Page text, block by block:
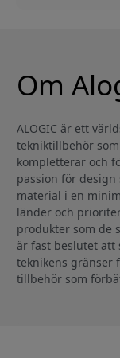
Om
ALOGIC är ett
tekniktillbehör
kompletterar och
passion för design
material i en
länder och
produkter som de
är fast beslutet att
teknikens gränser
tillbehör som